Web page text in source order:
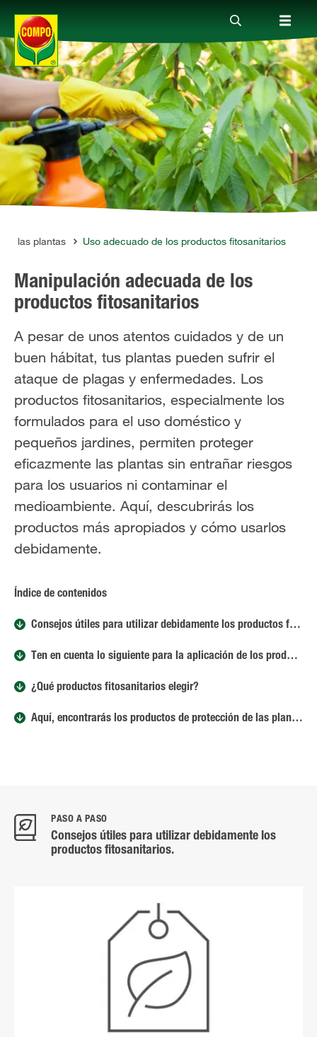
Productos
Consejos
Mundo Compo
Servicio
Quienes somos
las plantas Uso adecuado de los productos fitosanitarios
Manipulación adecuada de los
productos fitosanitarios
A pesar de unos atentos cuidados y de un
buen hábitat, tus plantas pueden sufrir el
ataque de plagas y enfermedades. Los
productos fitosanitarios, especialmente los
formulados para el uso doméstico y
pequeños jardines, permiten proteger
eficazmente las plantas sin entrañar riesgos
para los usuarios ni contaminar el
medioambiente. Aquí, descubrirás los
productos más apropiados y cómo usarlos
debidamente.
Índice de contenidos
Consejos útiles para utilizar debidamente los productos fitosanitarios.
Ten en cuenta lo siguiente para la aplicación de los productos fitosanitarios
¿Qué productos fitosanitarios elegir?
Aquí, encontrarás los productos de protección de las plantas COMPO
PASO A PASO
Consejos útiles para utilizar debidamente los
productos fitosanitarios.